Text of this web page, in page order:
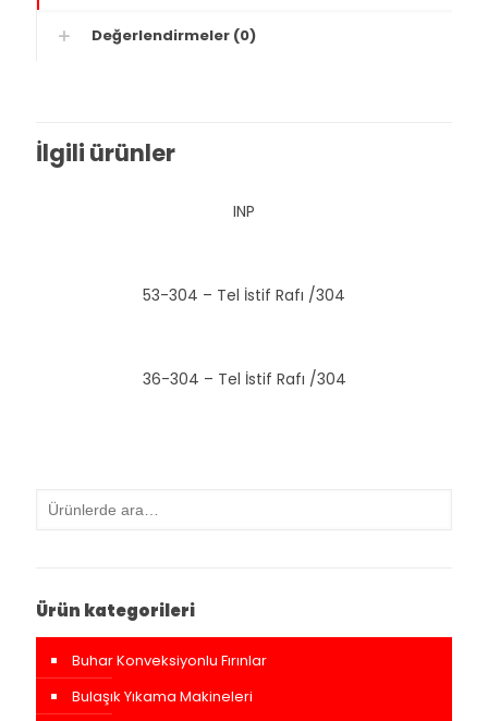
Değerlendirmeler (0)
İlgili ürünler
INP
53-304 – Tel İstif Rafı /304
36-304 – Tel İstif Rafı /304
Ürün kategorileri
Buhar Konveksiyonlu Fırınlar
Bulaşık Yıkama Makineleri